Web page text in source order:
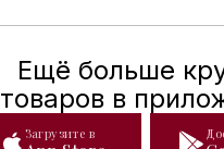
Ещё больше
товаров в
Загрузите в